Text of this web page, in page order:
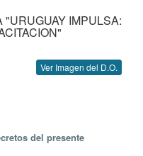
IMPULSA:
Ver Imagen del D.O.
del presente